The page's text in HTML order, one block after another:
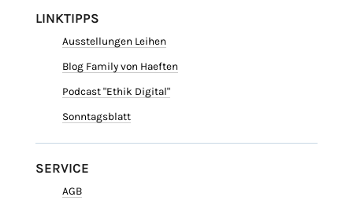
LINKTIPPS
Ausstellungen Leihen
Blog Family von Haeften
Podcast "Ethik Digital"
Sonntagsblatt
SERVICE
AGB